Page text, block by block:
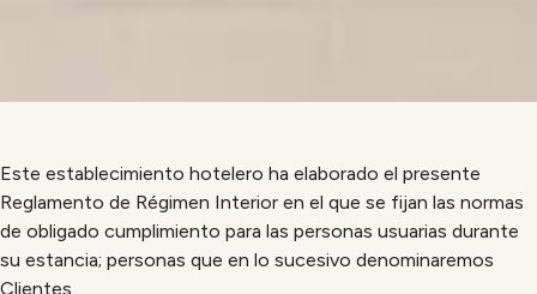
Este establecimiento hotelero ha elaborado el presente
Reglamento de Régimen Interior en el que se fijan las normas
de obligado cumplimiento para las personas usuarias durante
su estancia; personas que en lo sucesivo denominaremos
Clientes.